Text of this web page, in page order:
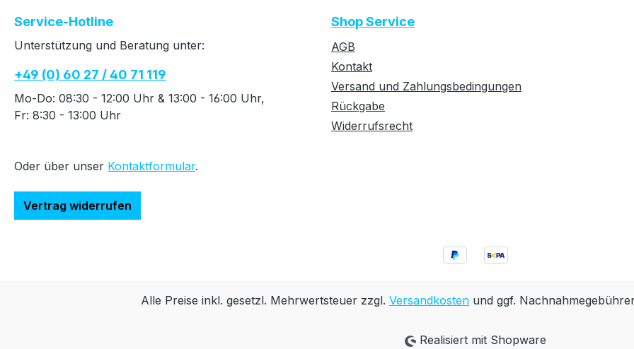
Service-Hotline
Unterstützung und Beratung unter:
+49 (0) 60 27 / 40 71 119
Mo-Do: 08:30 - 12:00 Uhr & 13:00 - 16:00 Uhr,
Fr: 8:30 - 13:00 Uhr
Oder über unser Kontaktformular.
Vertrag widerrufen
Shop Service
AGB
Kontakt
Versand und Zahlungsbedingungen
Rückgabe
Widerrufsrecht
Alle Preise inkl. gesetzl. Mehrwertsteuer zzgl. Versandkosten und ggf.
Realisiert mit Shopware